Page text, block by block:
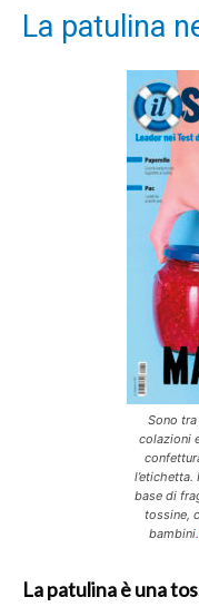
La patulina
Sono
colazioni
base di
tossine,
bambini.
La patulina è una